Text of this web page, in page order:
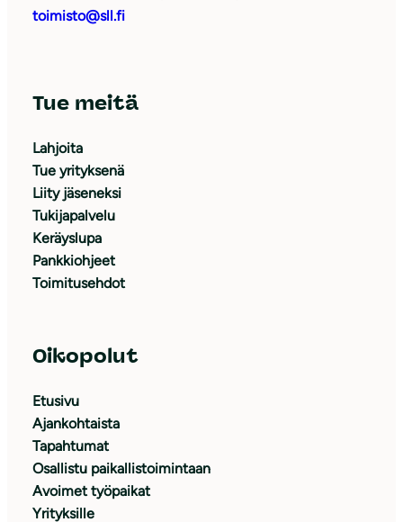
toimisto@sll.fi
Tue meitä
Lahjoita
Tue yrityksenä
Liity jäseneksi
Tukijapalvelu
Keräyslupa
Pankkiohjeet
Toimitusehdot
Oikopolut
Etusivu
Ajankohtaista
Tapahtumat
Osallistu paikallistoimintaan
Avoimet työpaikat
Yrityksille